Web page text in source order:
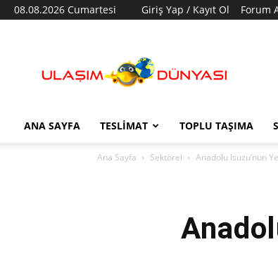
08.08.2026 Cumartesi Giriş Yap / Kayıt Ol Forum
Dünyası
ANA SAYFA TESLIMAT TOPLU TAŞIMA
Ana Sayfa Sektörel Anadolu Isuzu’nun